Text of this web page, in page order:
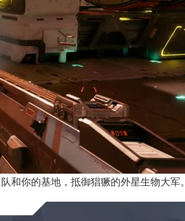
和你的基地，抵御猖獗的外星生物大军。